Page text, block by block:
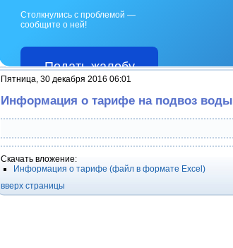
Столкнулись с проблемой —
сообщите о ней!
Подать жалобу
Пятница, 30 декабря 2016 06:01
Информация о тарифе на подвоз воды
Скачать вложение:
Информация о тарифе (файл в формате Excel)
вверх страницы